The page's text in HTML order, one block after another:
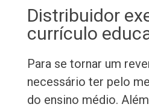
Distribuidor
currículo
Para se tornar um
necessário ter pelo
do ensino médio.